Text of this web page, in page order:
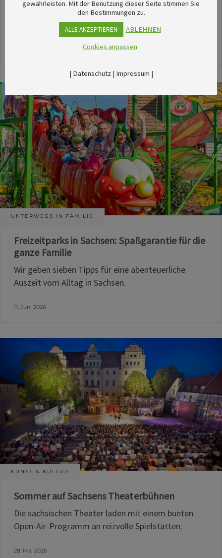
stimmungsvolle Veranstaltungen im August
herausgesucht.
UNTERWEGS IN FAMILIE
Freizeitparks in Sachsen: Spaßgarantie für die
ganze Familie
Wir geben sieben Tipps für eine abenteuerliche
Auszeit vom Alltag in Sachsen.
11. Juni 2026
KUNST & KULTUR
Sommer auf Sachsens Theaterbühnen
Die sächsischen Theater laden mit einem bunten
Open-Air-Programm an reizvolle Spielstätten.
28. Mai 2026
gewährleisten. Mit der Benutzung dieser Seite stimmen Sie
den Bestimmungen zu.
ALLE AKZEPTIEREN
ABLEHNEN
Cookies anpassen
| Datenschutz| Impressum |